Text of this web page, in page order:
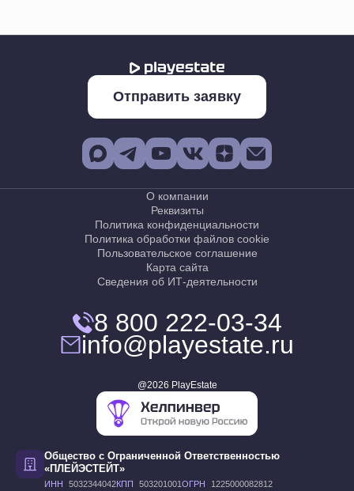
Отправить заявку
О компании
Реквизиты
Политика конфиденциальности
Политика обработки файлов cookie
Пользовательское соглашение
Карта сайта
Сведения об ИТ-деятельности
8 800 222-03-34
info@playestate.ru
@2026 PlayEstate
Общество с Ограниченной Ответственностью
«ПЛЕЙЭСТЕЙТ»
ИНН 5032344042КПП 503201001 ОГРН 1225000082812